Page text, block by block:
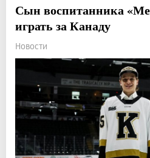
Сын воспитанника
играть за Канаду
Новости